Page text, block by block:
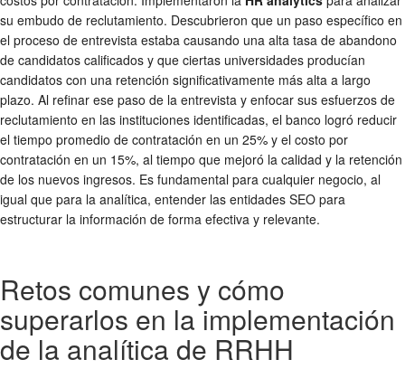
su embudo de reclutamiento. Descubrieron que un paso específico en
el proceso de entrevista estaba causando una alta tasa de abandono
de candidatos calificados y que ciertas universidades producían
candidatos con una retención significativamente más alta a largo
plazo. Al refinar ese paso de la entrevista y enfocar sus esfuerzos de
reclutamiento en las instituciones identificadas, el banco logró reducir
el tiempo promedio de contratación en un 25% y el costo por
contratación en un 15%, al tiempo que mejoró la calidad y la retención
de los nuevos ingresos. Es fundamental para cualquier negocio, al
igual que para la analítica, entender las entidades SEO para
estructurar la información de forma efectiva y relevante.
Retos comunes y cómo
superarlos en la implementación
de la analítica de RRHH